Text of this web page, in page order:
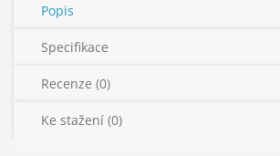
Popis
Specifikace
Recenze (0)
Ke stažení (0)